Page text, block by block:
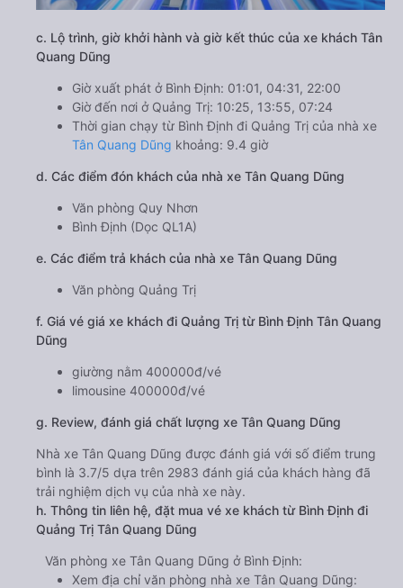
c. Lộ trình, giờ khởi hành và giờ kết thúc của xe khách Tân
Quang Dũng
Giờ xuất phát ở Bình Định: 01:01, 04:31, 22:00
Giờ đến nơi ở Quảng Trị: 10:25, 13:55, 07:24
Thời gian chạy từ Bình Định đi Quảng Trị của nhà xe
Tân Quang Dũng khoảng: 9.4 giờ
d. Các điểm đón khách của nhà xe Tân Quang Dũng
Văn phòng Quy Nhơn
Bình Định (Dọc QL1A)
e. Các điểm trả khách của nhà xe Tân Quang Dũng
Văn phòng Quảng Trị
f. Giá vé giá xe khách đi Quảng Trị từ Bình Định Tân Quang
Dũng
giường nằm 400000đ/vé
limousine 400000đ/vé
g. Review, đánh giá chất lượng xe Tân Quang Dũng
Nhà xe Tân Quang Dũng được đánh giá với số điểm trung
bình là 3.7/5 dựa trên 2983 đánh giá của khách hàng đã
trải nghiệm dịch vụ của nhà xe này.
h. Thông tin liên hệ, đặt mua vé xe khách từ Bình Định đi
Quảng Trị Tân Quang Dũng
Văn phòng xe Tân Quang Dũng ở Bình Định:
Xem địa chỉ văn phòng nhà xe Tân Quang Dũng: